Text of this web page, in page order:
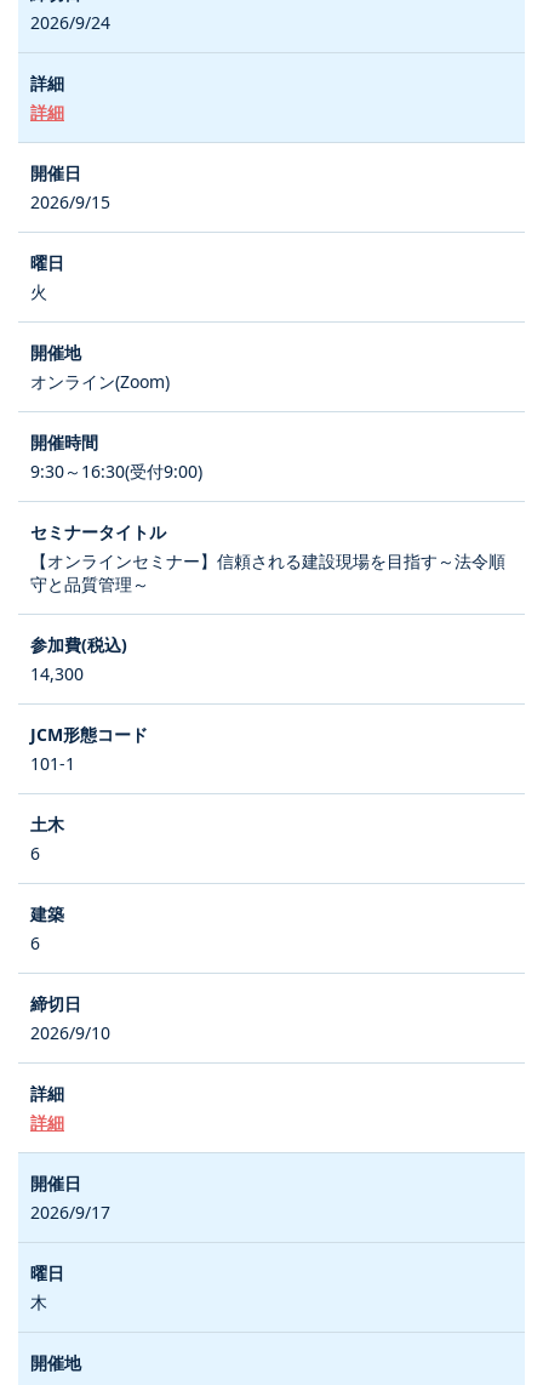
2026/9/24
詳細
2026/9/15
火
オンライン(Zoom)
9:30～16:30(受付9:00)
【オンラインセミナー】信頼される建設現場を目指す～法令順
守と品質管理～
14,300
101-1
6
6
2026/9/10
詳細
2026/9/17
木